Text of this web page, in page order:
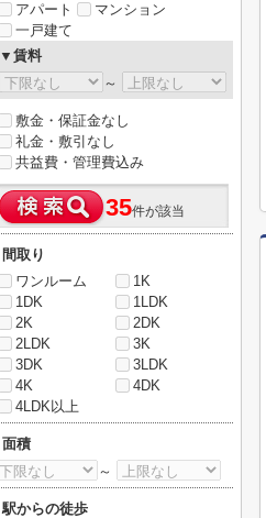
アパート
マンション
一戸建て
▼賃料
～
敷金・保証金なし
礼金・敷引なし
共益費・管理費込み
35件が該当
間取り
ワンルーム
1K
1DK
1LDK
2K
2DK
2LDK
3K
3DK
3LDK
4K
4DK
4LDK以上
面積
～
駅からの徒歩